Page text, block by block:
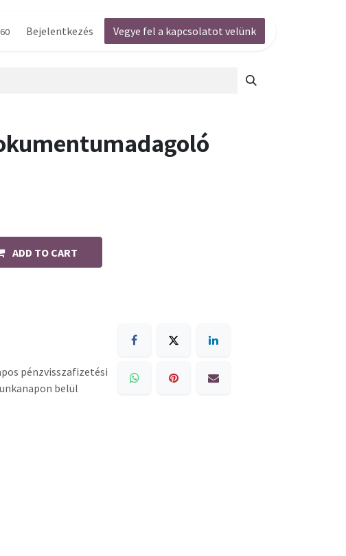
Bejelentkezés Vegye fel a kapcsolatot velünk
ADD TO CART
pénzvisszafizetési
belül